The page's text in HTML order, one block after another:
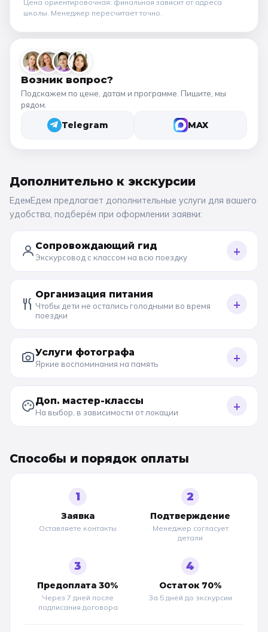
Цена ориентировочная: финальная зависит от адреса
школы . Менеджер пересчитает точно.
Возник вопрос?
Подскажем по цене, датам и программе. Пишите, мы
рядом.
Telegram MAX
Дополнительно к экскурсии
ЕдемЕдем предлагает дополнительные услуги для вашего
удобства, подберём при оформлении заявки:
Сопровождающий гид
Экскурсовод с классом на всю поездку +
Организация питания
Чтобы дети не остались голодными во время
поездки
+
Услуги фотографа
Яркие воспоминания на память +
Доп. мастер-классы
На выбор, в зависимости от локации +
Способы и порядок оплаты
1
Заявка
Оставляете контакты
2
Подтверждение
Менеджер согласует
детали
3
Предоплата 30%
Через 7 дней после
подписания договора
4
Остаток 70%
За 5 дней до экскурсии